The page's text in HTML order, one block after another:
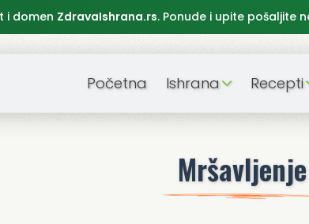
i domen ZdravaIshrana.rs. Ponude i upite pošaljite
Početna Ishrana Recepti
Mršavljenje